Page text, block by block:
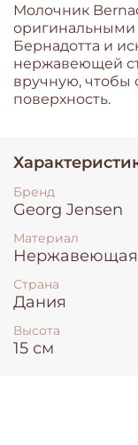
Молочник
оригинальными
Бернадотта и
нержавеющей
вручную, чтобы
поверхность.
Бренд
Georg Jensen
Материал
Нержавеющая
Страна
Дания
Высота
15 см